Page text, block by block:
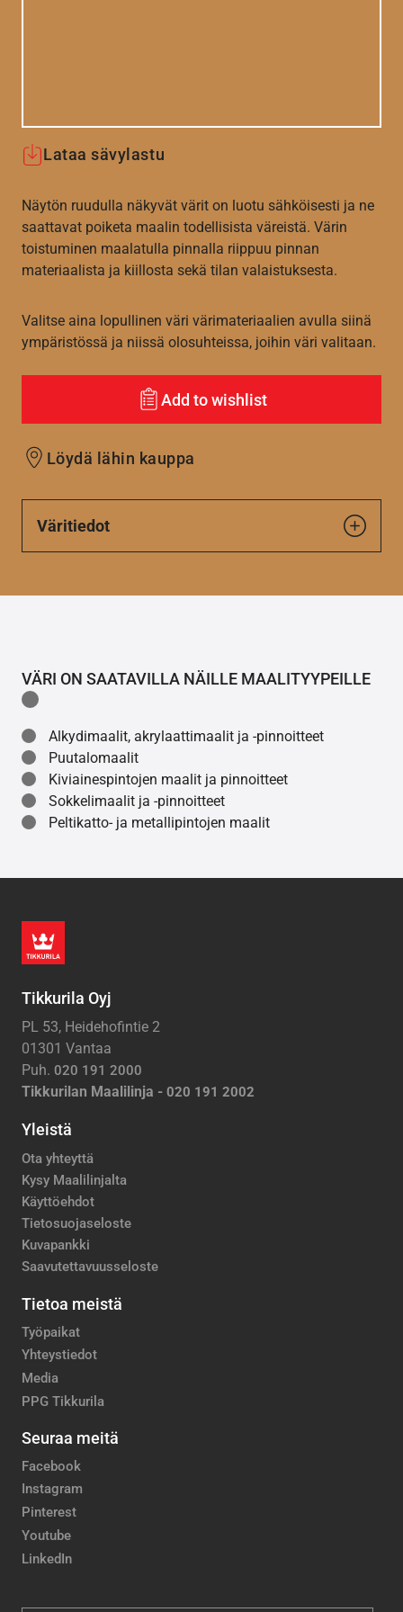
Lataa sävylastu
Näytön ruudulla näkyvät värit on luotu sähköisesti ja ne
saattavat poiketa maalin todellisista väreistä. Värin
toistuminen maalatulla pinnalla riippuu pinnan
materiaalista ja kiillosta sekä tilan valaistuksesta.
Valitse aina lopullinen väri värimateriaalien avulla siinä
ympäristössä ja niissä olosuhteissa, joihin väri valitaan.
Add to wishlist
Löydä lähin kauppa
Väritiedot
VÄRI ON SAATAVILLA NÄILLE MAALITYYPEILLE
Alkydimaalit, akrylaattimaalit ja -pinnoitteet
Puutalomaalit
Kiviainespintojen maalit ja pinnoitteet
Sokkelimaalit ja -pinnoitteet
Peltikatto- ja metallipintojen maalit
Tikkurila Oyj
PL 53, Heidehofintie 2
01301 Vantaa
Puh. 020 191 2000
Tikkurilan Maalilinja - 020 191 2002
Yleistä
Ota yhteyttä
Kysy Maalilinjalta
Käyttöehdot
Tietosuojaseloste
Kuvapankki
Saavutettavuusseloste
Tietoa meistä
Työpaikat
Yhteystiedot
Media
PPG Tikkurila
Seuraa meitä
Facebook
Instagram
Pinterest
Youtube
LinkedIn